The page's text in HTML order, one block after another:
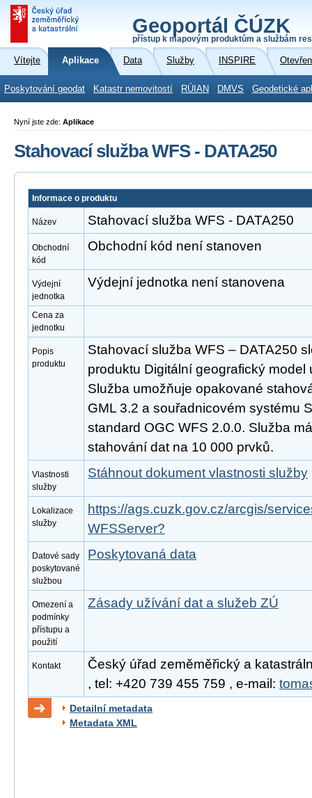
Geoportál ČÚZK
přístup k mapovým produktům a službám
Vítejte Aplikace Data Služby INSPIRE
Poskytování geodat Katastr nemovitostí RÚIAN DMVS Geodetické
Nyní jste zde: Aplikace
Stahovací služba WFS - DATA250
Informace o produktu
Název Stahovací služba WFS - DATA250
Obchodní
kód
Obchodní kód není stanoven
Výdejní
jednotka
Výdejní jednotka není stanovena
Cena za
jednotku
Popis
produktu
Stahovací služba WFS – DATA250
produktu Digitální geografický model
Služba umožňuje opakované
GML 3.2 a souřadnicovém systému
standard OGC WFS 2.0.0. Služba
stahování dat na 10 000 prvků.
Vlastnosti
služby
Stáhnout dokument vlastnosti služby
Lokalizace
služby
https://ags.cuzk.gov.cz/arcgis/
WFSServer?
Datové sady
poskytované
službou
Poskytovaná data
Omezení a
podmínky
přístupu a
použití
Zásady užívání dat a služeb ZÚ
Kontakt
Český úřad zeměměřický a
, tel: +420 739 455 759 , e-mail:
Detailní metadata
Metadata XML